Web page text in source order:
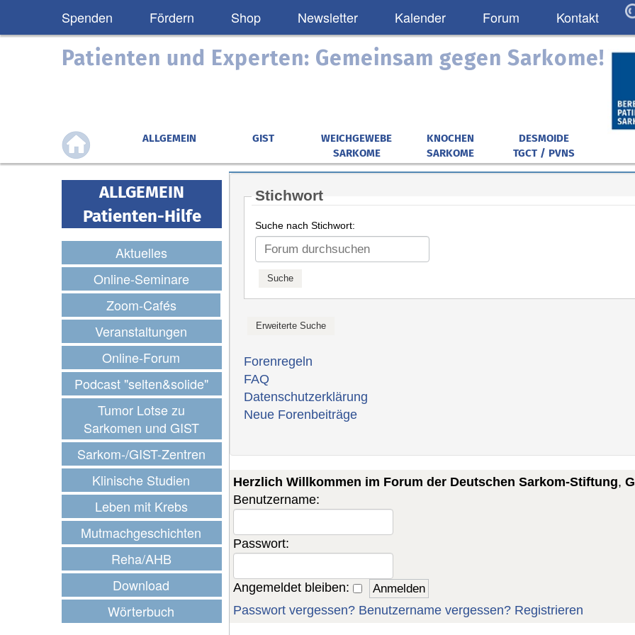
Spenden Fördern Shop Newsletter Kalender Forum Kontakt
Patienten und Experten: Gemeinsam gegen Sarkome!
ALLGEMEIN GIST
WEICHGEWEBE
SARKOME
KNOCHEN
SARKOME
DESMOIDE
TGCT / PVNS
ALLGEMEIN
Patienten-Hilfe
Aktuelles
Online-Seminare
Zoom-Cafés
Veranstaltungen
Online-Forum
Podcast "selten&solide"
Tumor Lotse zu
Sarkomen und GIST
Sarkom-/GIST-Zentren
Klinische Studien
Leben mit Krebs
Mutmachgeschichten
Reha/AHB
Download
Wörterbuch
Stichwort
Suche nach Stichwort:
Forenregeln
FAQ
Datenschutzerklärung
Neue Forenbeiträge
Herzlich Willkommen im Forum der Deutschen Sarkom-Stiftung,
Benutzername:
Passwort:
Angemeldet bleiben:
Passwort vergessen? Benutzername vergessen? Registrieren